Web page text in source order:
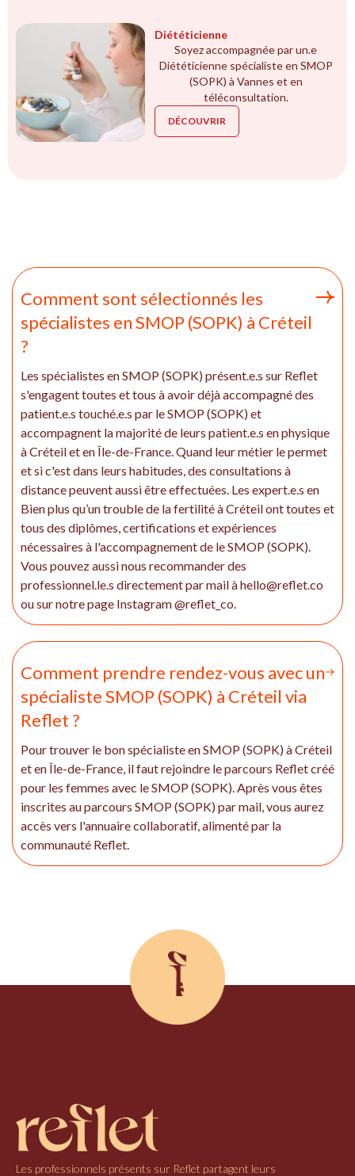
Diététicienne
Soyez accompagnée par un.e
Diététicienne spécialiste en SMOP
(SOPK) à Vannes et en
téléconsultation.
DÉCOUVRIR
Comment sont sélectionnés les
spécialistes en SMOP (SOPK) à Créteil
?
Les spécialistes en SMOP (SOPK) présent.e.s sur Reflet
s'engagent toutes et tous à avoir déjà accompagné des
patient.e.s touché.e.s par le SMOP (SOPK) et
accompagnent la majorité de leurs patient.e.s en physique
à Créteil et en Île-de-France. Quand leur métier le permet
et si c'est dans leurs habitudes, des consultations à
distance peuvent aussi être effectuées. Les expert.e.s en
Bien plus qu’un trouble de la fertilité à Créteil ont toutes et
tous des diplômes, certifications et expériences
nécessaires à l'accompagnement de le SMOP (SOPK).
Vous pouvez aussi nous recommander des
professionnel.le.s directement par mail à hello@reflet.co
ou sur notre page Instagram @reflet_co.
Comment prendre rendez-vous avec un
spécialiste SMOP (SOPK) à Créteil via
Reflet ?
Pour trouver le bon spécialiste en SMOP (SOPK) à Créteil
et en Île-de-France, il faut rejoindre le parcours Reflet créé
pour les femmes avec le SMOP (SOPK). Après vous êtes
inscrites au parcours SMOP (SOPK) par mail, vous aurez
accès vers l'annuaire collaboratif, alimenté par la
communauté Reflet.
Les professionnels présents sur Reflet partagent leurs